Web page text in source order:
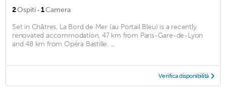
2Ospiti · 1Camera
Set in Châtres, La Bord de Mer (au Portail Bleu) is a recently
renovated accommodation, 47 km from Paris-Gare-de-Lyon
and 48 km from Opéra Bastille. ...
Verifica disponibilità